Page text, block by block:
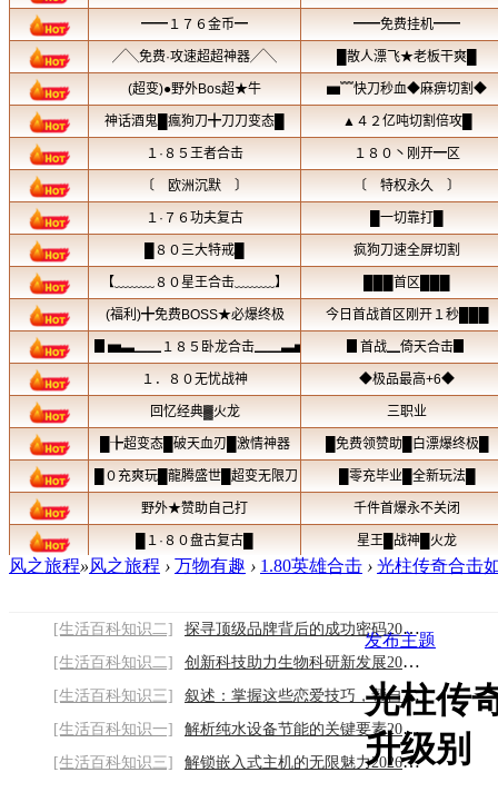
风之旅程»风之旅程 › 万物有趣 › 1.80英雄合击 › 光柱传奇合击
[生活百科知识二]
探寻顶级品牌背后的成功密码2026/8/7
[生活百科知识二]
创新科技助力生物科研新发展2026/8/7
[生活百科知识三]
叙述：掌握这些恋爱技巧，帮自己提升感情温
[生活百科知识一]
解析纯水设备节能的关键要素2026/8/7
[生活百科知识三]
解锁嵌入式主机的无限魅力2026/8/7
发布主题
光柱传
升级别